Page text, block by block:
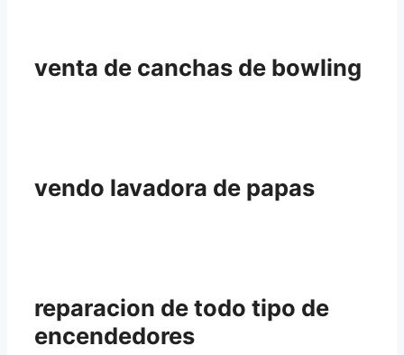
venta de canchas de bowling
vendo lavadora de papas
reparacion de todo tipo de
encendedores